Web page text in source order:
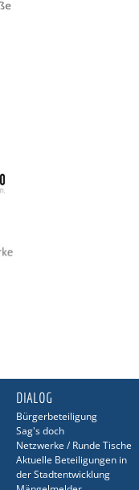
DIALOG
Bürgerbeteiligung
Sag's doch
Netzwerke / Runde Tische
Aktuelle Beteiligungen in
der Stadtentwicklung